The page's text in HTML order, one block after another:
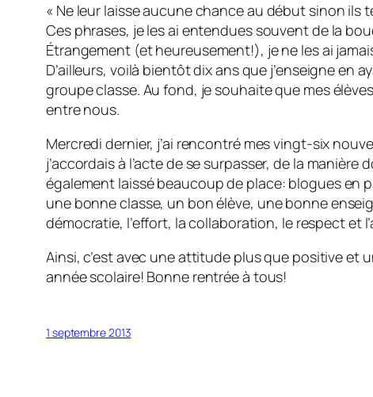
« Ne leur laisse aucune chance au début sinon
Ces phrases, je les ai entendues souvent de la
Étrangement (et heureusement!), je ne les ai
D’ailleurs, voilà bientôt dix ans que j’enseigne
groupe classe. Au fond, je souhaite que mes
entre nous.
Mercredi dernier, j’ai rencontré mes vingt-six
j’accordais à l’acte de se surpasser, de la
également laissé beaucoup de place: blogues en
une bonne classe, un bon élève, une bonne
démocratie, l’effort, la collaboration, le respect et
Ainsi, c’est avec une attitude plus que positive et
année scolaire! Bonne rentrée à tous!
1 septembre 2013